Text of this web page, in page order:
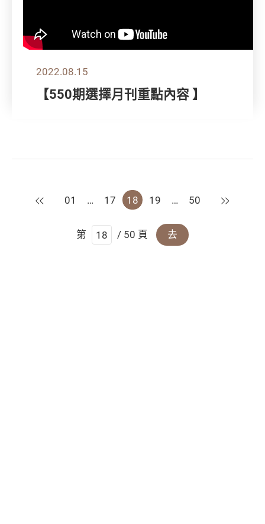
2022.08.15
【550期選擇月刊重點內容 】
上一頁
01 … 17 18 19 … 50 下一頁
第 / 50 頁 去